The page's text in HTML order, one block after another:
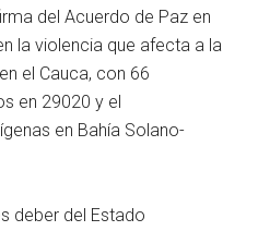
del Acuerdo de Paz en
la violencia que afecta a la
el Cauca, con 66
en 29020 y el
en Bahía Solano-
deber del Estado